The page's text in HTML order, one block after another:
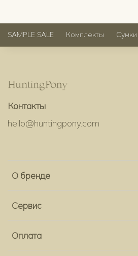
SAMPLE SALE Комплекты
О бренде
Сервис
Оплата
Контакты
hello@huntingpony.com